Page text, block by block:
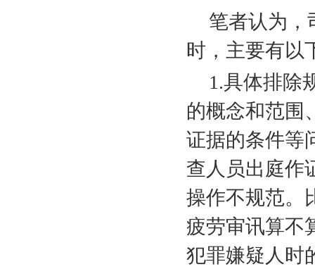
笔者认为，
时，主要有以
1.具体排除
的概念和范围
证据的条件等
查人员出庭作
操作不规范。
疲劳审讯算不
犯罪嫌疑人时